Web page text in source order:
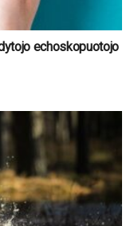
echoskopuotojo